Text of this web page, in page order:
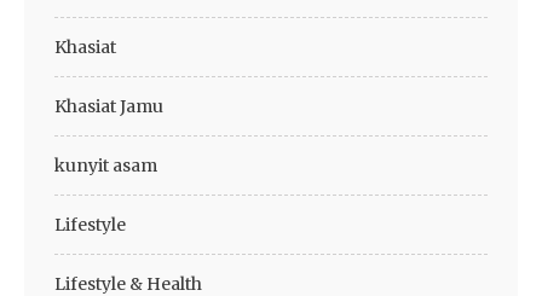
Khasiat
Khasiat Jamu
kunyit asam
Lifestyle
Lifestyle & Health